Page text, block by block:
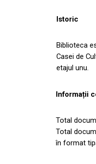
Istoric
Biblioteca
Casei de
etajul unu.
Informații
Total
Total
în format